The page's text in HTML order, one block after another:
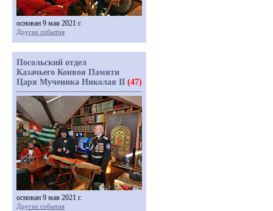
основан 9 мая 2021 г.
Другие события
Посольский отдел
Казачьего Конвоя Памяти
Царя Мученика Николая II (47)
основан 9 мая 2021 г.
Другие события